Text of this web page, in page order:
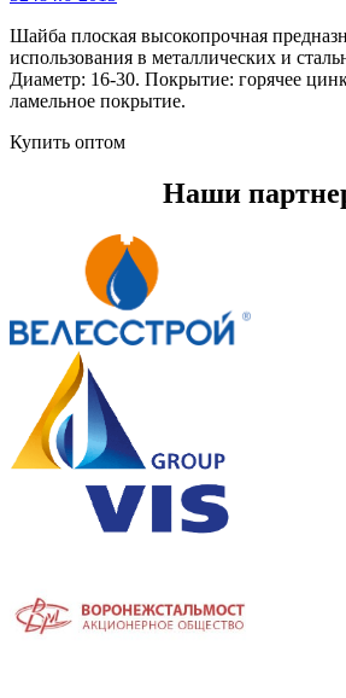
Шайба плоская высокопрочная
использования в металлических и
Диаметр: 16-30. Покрытие: горячее
ламельное покрытие.
Купить оптом
Наши